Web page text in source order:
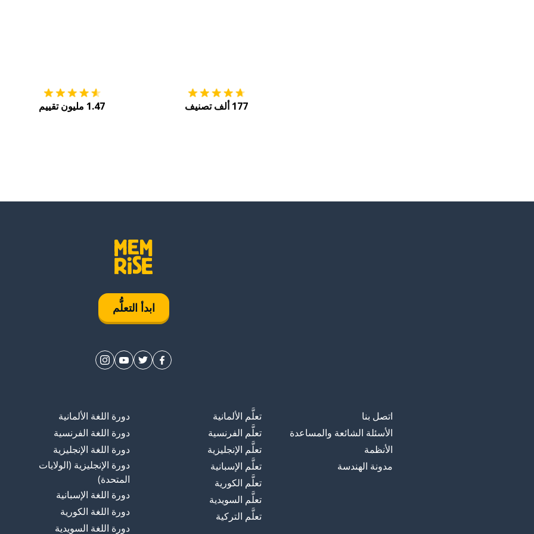
177 ألف تصنيف 1.47 مليون تقييم
ابدأ التعلُّم
اتصل بنا
الأسئلة الشائعة والمساعدة
الأنظمة
مدونة الهندسة
تعلَّم الألمانية
تعلَّم الفرنسية
تعلَّم الإنجليزية
تعلَّم الإسبانية
تعلَّم الكورية
تعلَّم السويدية
تعلَّم التركية
دورة اللغة الألمانية
دورة اللغة الفرنسية
دورة اللغة الإنجليزية
دورة الإنجليزية (الولايات
المتحدة)
دورة اللغة الإسبانية
دورة اللغة الكورية
دورة اللغة السويدية